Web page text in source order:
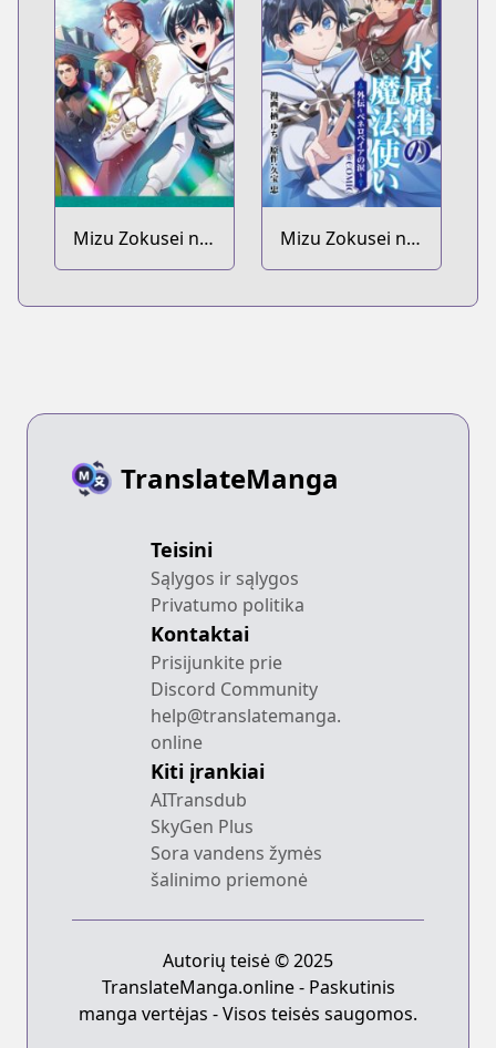
Mizu Zokusei no
Mahoutsukai Dai
Mizu Zokusei no
Mahoutsukai
TranslateManga
Teisini
Sąlygos ir sąlygos
Privatumo politika
Kontaktai
Prisijunkite prie
Discord Community
help@translatemanga.
online
Kiti įrankiai
AITransdub
SkyGen Plus
Sora vandens žymės
šalinimo priemonė
Autorių teisė © 2025
TranslateManga.online - Paskutinis
manga vertėjas - Visos teisės saugomos.